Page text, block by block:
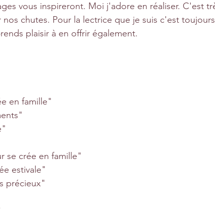
vous inspireront. Moi j'adore en réaliser. C'est
chutes. Pour la lectrice que je suis c'est toujours
plaisir à en offrir également.
en famille"
se crée en famille"
estivale"
précieux"